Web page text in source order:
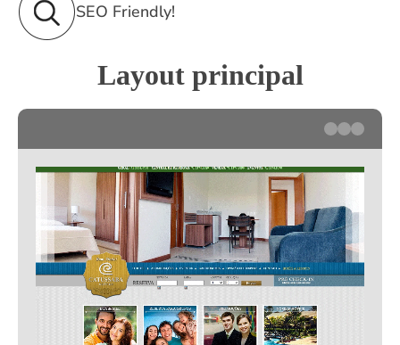
SEO Friendly!
Layout principal